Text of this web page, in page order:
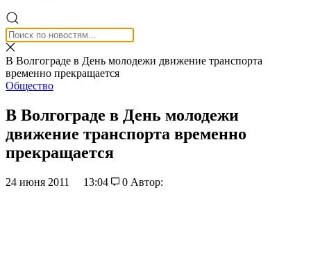
В Волгограде в День молодежи движение транспорта
временно прекращается
Общество
В Волгограде в День молодежи
движение транспорта временно
прекращается
24 июня 2011 13:04 0 Автор: